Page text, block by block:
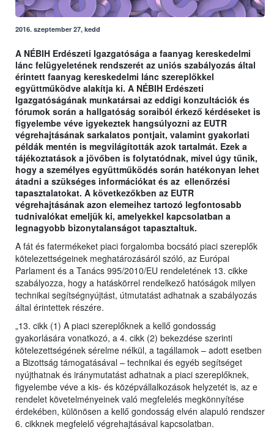
2016. szeptember 27, kedd
A NÉBIH Erdészeti Igazgatósága a faanyag kereskedelmi
lánc felügyeletének rendszerét az uniós szabályozás által
érintett faanyag kereskedelmi lánc szereplőkkel
együttműködve alakítja ki. A NÉBIH Erdészeti
Igazgatóságának munkatársai az eddigi konzultációk és
fórumok során a hallgatóság soraiból érkező kérdéseket is
figyelembe véve igyekeztek hangsúlyozni az EUTR
végrehajtásának sarkalatos pontjait, valamint gyakorlati
példák mentén is megvilágították azok tartalmát. Ezek a
tájékoztatások a jövőben is folytatódnak, mivel úgy tűnik,
hogy a személyes együttműködés során hatékonyan lehet
átadni a szükséges információkat és az ellenőrzési
tapasztalatokat. A következőkben az EUTR
végrehajtásának azon elemeihez tartozó legfontosabb
tudnivalókat emeljük ki, amelyekkel kapcsolatban a
legnagyobb bizonytalanságot tapasztaltuk.
A fát és fatermékeket piaci forgalomba bocsátó piaci szereplők
kötelezettségeinek meghatározásáról szóló, az Európai
Parlament és a Tanács 995/2010/EU rendeletének 13. cikke
szabályozza, hogy a hatáskörrel rendelkező hatóságok milyen
technikai segítségnyújtást, útmutatást adhatnak a szabályozás
által érintettek részére.
„13. cikk (1) A piaci szereplőknek a kellő gondosság
gyakorlására vonatkozó, a 4. cikk (2) bekezdése szerinti
kötelezettségének sérelme nélkül, a tagállamok – adott esetben
a Bizottság támogatásával – technikai és egyéb segítséget
nyújthatnak és iránymutatást adhatnak a piaci szereplőknek,
figyelembe véve a kis- és középvállalkozások helyzetét is, az e
rendelet követelményeinek való megfelelés megkönnyítése
érdekében, különösen a kellő gondosság elvén alapuló rendszer
6. cikknek megfelelő végrehajtásával kapcsolatban.